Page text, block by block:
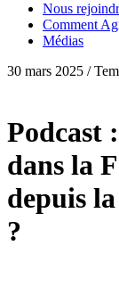
Nous
Comment
Médias
30 mars 2025 /
Podcast
dans la
depuis
?